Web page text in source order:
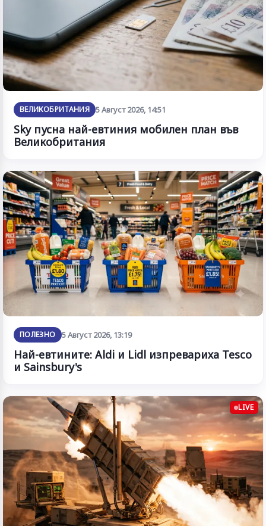
ВЕЛИКОБРИТАНИЯ 5 Август 2026, 14:51
Sky пусна най-евтиния мобилен план във
Великобритания
ПОЛЕЗНО 5 Август 2026, 13:19
Най-евтините: Aldi и Lidl изпревариха Tesco
и Sainsbury's
LIVE